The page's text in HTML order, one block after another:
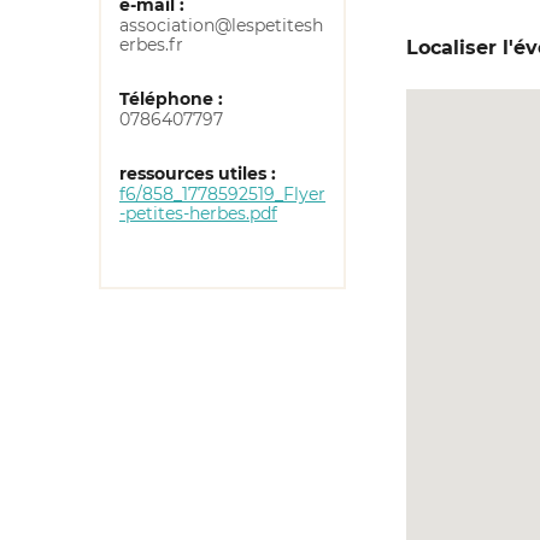
association@lespetitesh
erbes.fr
Téléphone :
0786407797
ressources utiles :
f6/858_1778592519_Flyer
-petites-herbes.pdf
Localiser